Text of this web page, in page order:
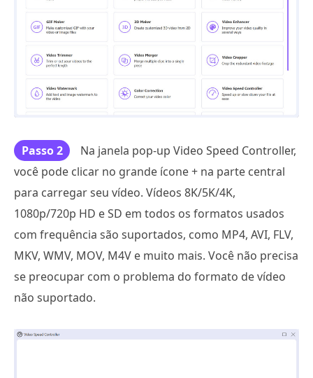
Passo 2
Na janela pop-up Video Speed Controller,
você pode clicar no grande ícone + na parte central
para carregar seu vídeo. Vídeos 8K/5K/4K,
1080p/720p HD e SD em todos os formatos usados
com frequência são suportados, como MP4, AVI, FLV,
MKV, WMV, MOV, M4V e muito mais. Você não precisa
se preocupar com o problema do formato de vídeo
não suportado.